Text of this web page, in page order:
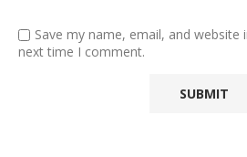
Save my name, email, and
next time I comment.